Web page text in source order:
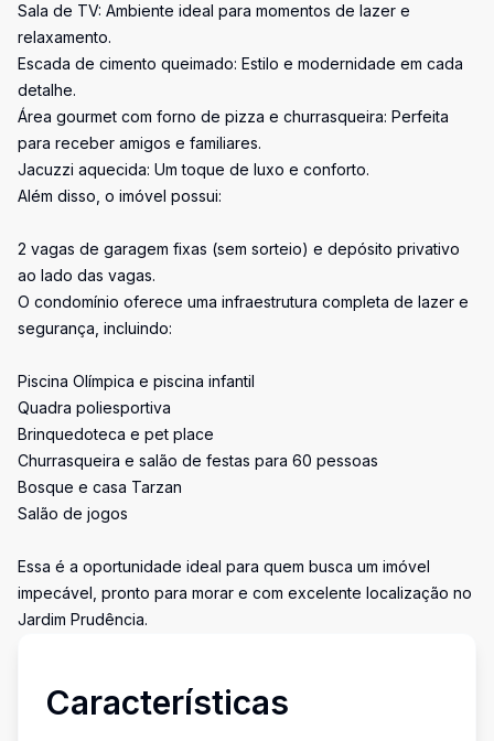
Sala de TV: Ambiente ideal para momentos de lazer e
relaxamento.
Escada de cimento queimado: Estilo e modernidade em cada
detalhe.
Área gourmet com forno de pizza e churrasqueira: Perfeita
para receber amigos e familiares.
Jacuzzi aquecida: Um toque de luxo e conforto.
Além disso, o imóvel possui:
2 vagas de garagem fixas (sem sorteio) e depósito privativo
ao lado das vagas.
O condomínio oferece uma infraestrutura completa de lazer e
segurança, incluindo:
Piscina Olímpica e piscina infantil
Quadra poliesportiva
Brinquedoteca e pet place
Churrasqueira e salão de festas para 60 pessoas
Bosque e casa Tarzan
Salão de jogos
Essa é a oportunidade ideal para quem busca um imóvel
impecável, pronto para morar e com excelente localização no
Jardim Prudência.
Características